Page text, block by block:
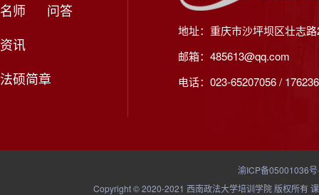
名师
问答
资讯
法硕简章
地址：重庆市沙坪坝区壮志
邮箱：485613@qq.com
电话：023-65207056 /
渝ICP备05001036
Copyright © 2020-2021 西南政法大学培训学院 版权所有